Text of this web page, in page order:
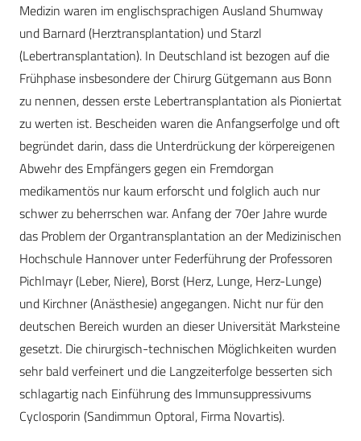
Medizin waren im englischsprachigen Ausland Shumway
und Barnard (Herztransplantation) und Starzl
(Lebertransplantation). In Deutschland ist bezogen auf die
Frühphase insbesondere der Chirurg Gütgemann aus Bonn
zu nennen, dessen erste Lebertransplantation als Pioniertat
zu werten ist. Bescheiden waren die Anfangserfolge und oft
begründet darin, dass die Unterdrückung der körpereigenen
Abwehr des Empfängers gegen ein Fremdorgan
medikamentös nur kaum erforscht und folglich auch nur
schwer zu beherrschen war. Anfang der 70er Jahre wurde
das Problem der Organtransplantation an der Medizinischen
Hochschule Hannover unter Federführung der Professoren
Pichlmayr (Leber, Niere), Borst (Herz, Lunge, Herz-Lunge)
und Kirchner (Anästhesie) angegangen. Nicht nur für den
deutschen Bereich wurden an dieser Universität Marksteine
gesetzt. Die chirurgisch-technischen Möglichkeiten wurden
sehr bald verfeinert und die Langzeiterfolge besserten sich
schlagartig nach Einführung des Immunsuppressivums
Cyclosporin (Sandimmun Optoral, Firma Novartis).